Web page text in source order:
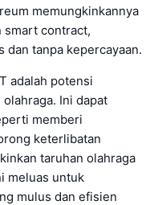
memungkinkannya
smart contract,
dan tanpa kepercayaan.
adalah potensi
Ini dapat
memberi
keterlibatan
taruhan olahraga
meluas untuk
mulus dan efisien